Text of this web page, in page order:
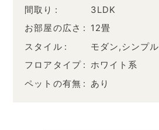
間取り
3LDK
お部屋の広さ
12畳
スタイル
モダン,シンプル
フロアタイプ
ホワイト系
ペットの有無
あり